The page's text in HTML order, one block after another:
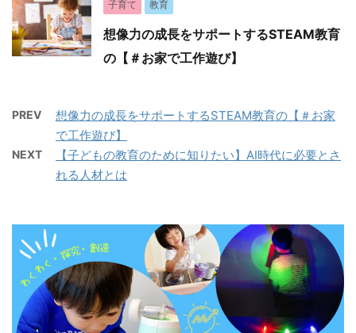
子育て 教育
想像力の成長をサポートするSTEAM教育
の【＃お家で工作遊び】
PREV
想像力の成長をサポートするSTEAM教育の【＃お家
で工作遊び】
NEXT
【子どもの教育のために知りたい】AI時代に必要とさ
れる人材とは